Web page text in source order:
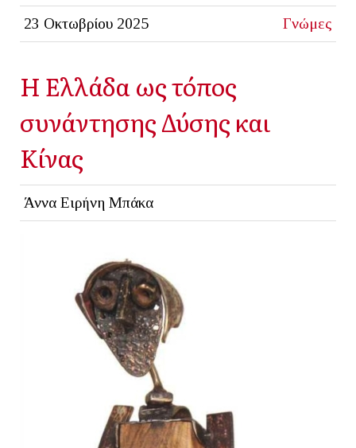
23 Οκτωβρίου 2025 Γνώμες
Η Ελλάδα ως τόπος
συνάντησης Δύσης και
Κίνας
Άννα Ειρήνη Μπάκα